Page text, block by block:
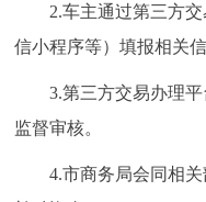
2.车主通过第三方交
信小程序等）填报相关
3.第三方交易办理平
监督审核。
4.市商务局会同相关